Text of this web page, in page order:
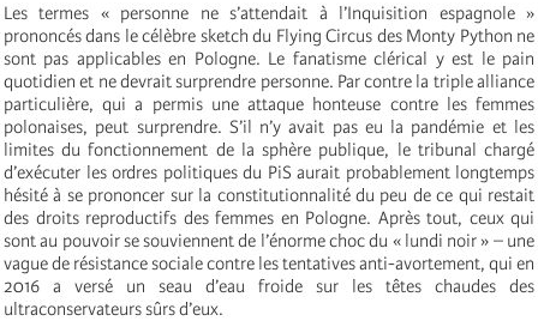
Les termes « personne ne s’attendait à l’Inquisition espagnole »
prononcés dans le célèbre sketch du Flying Circus des Monty Python ne
sont pas applicables en Pologne. Le fanatisme clérical y est le pain
quotidien et ne devrait surprendre personne. Par contre la triple alliance
particulière, qui a permis une attaque honteuse contre les femmes
polonaises, peut surprendre. S’il n’y avait pas eu la pandémie et les
limites du fonctionnement de la sphère publique, le tribunal chargé
d’exécuter les ordres politiques du PiS aurait probablement longtemps
hésité à se prononcer sur la constitutionnalité du peu de ce qui restait
des droits reproductifs des femmes en Pologne. Après tout, ceux qui
sont au pouvoir se souviennent de l’énorme choc du « lundi noir » – une
vague de résistance sociale contre les tentatives anti-avortement, qui en
2016 a versé un seau d’eau froide sur les têtes chaudes des
ultraconservateurs sûrs d’eux.